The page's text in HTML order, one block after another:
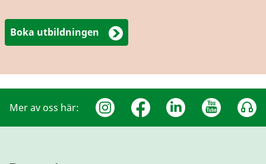
Boka utbildningen
Mer av oss här: